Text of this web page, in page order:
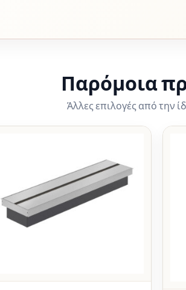
Παρόμοια
Άλλες επιλογές από την